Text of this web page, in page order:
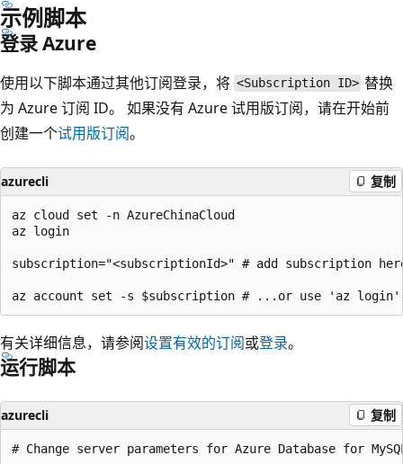
示例脚本
登录 Azure
使用以下脚本通过其他订阅登录，将 <Subscription ID> 替换
为 Azure 订阅 ID。 如果没有 Azure 试用版订阅，请在开始前
创建一个试用版订阅。
azurecli 复制
az cloud set -n AzureChinaCloud
az login
subscription="<subscriptionId>" # add subscription
有关详细信息，请参阅设置有效的订阅或登录。
运行脚本
azurecli 复制
# Change server parameters for Azure Database for